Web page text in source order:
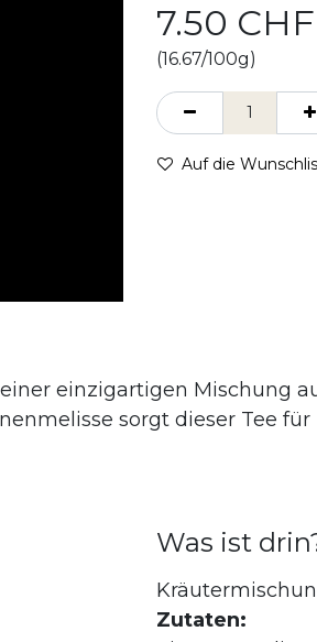
7.50 CHF
(16.67/100g)
Auf die
einzigartigen Mischung
sorgt dieser Tee für
Was ist
Zutaten: